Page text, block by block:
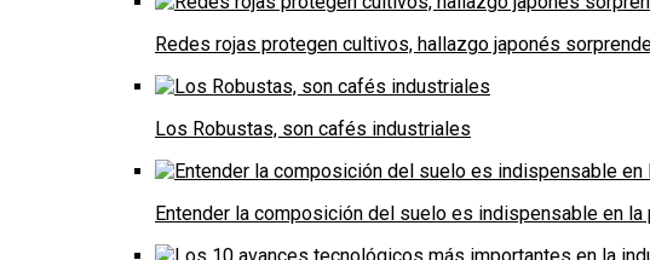
Redes rojas protegen cultivos, hallazgo japonés
Los Robustas, son cafés industriales
Entender la composición del suelo es indispensable en